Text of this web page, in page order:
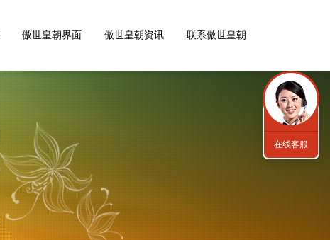
傲世皇朝界面 傲世皇朝资讯 联系傲世皇朝
在线客服